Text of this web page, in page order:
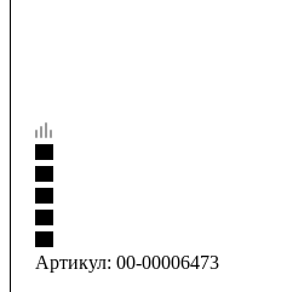
Артикул: 00-00006473